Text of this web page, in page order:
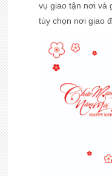
vụ giao tận nơi và
tùy chọn nơi giao